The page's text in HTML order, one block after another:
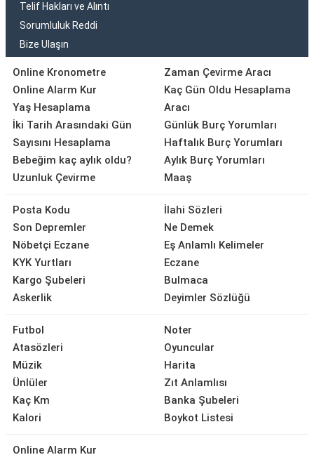
Telif Hakları ve Alıntı
Sorumluluk Reddi
Bize Ulaşın
Online Kronometre
Online Alarm Kur
Yaş Hesaplama
İki Tarih Arasındaki Gün
Sayısını Hesaplama
Bebeğim kaç aylık oldu?
Uzunluk Çevirme
Zaman Çevirme Aracı
Kaç Gün Oldu Hesaplama
Aracı
Günlük Burç Yorumları
Haftalık Burç Yorumları
Aylık Burç Yorumları
Maaş
Posta Kodu
Son Depremler
Nöbetçi Eczane
KYK Yurtları
Kargo Şubeleri
Askerlik
İlahi Sözleri
Ne Demek
Eş Anlamlı Kelimeler
Eczane
Bulmaca
Deyimler Sözlüğü
Futbol
Atasözleri
Müzik
Ünlüler
Kaç Km
Kalori
Noter
Oyuncular
Harita
Zıt Anlamlısı
Banka Şubeleri
Boykot Listesi
Online Alarm Kur